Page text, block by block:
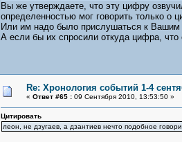
Вы же утверждаете, что эту цифру
определенностью мог говорить только о
Или им надо было прислушаться к Вашим
А если бы их спросили откуда цифра,
Re: Хронология событий 1-4
« Ответ #65 :09 Сентября 2010, 13:53:50 »
Цитировать
леон, не дзугаев, а дзантиев нечто подобное